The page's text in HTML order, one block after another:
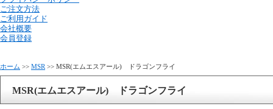
ご注文方法
ご利用ガイド
会社概要
会員登録
ホーム >> MSR >> MSR(エムエスアール) ドラゴンフライ
MSR(エムエスアール) ドラゴンフライ